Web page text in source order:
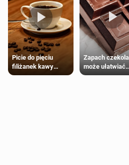
Picie do pięciu
filiżanek kawy
dziennie jest
Zapach
może ułatwiać
trening siłowy